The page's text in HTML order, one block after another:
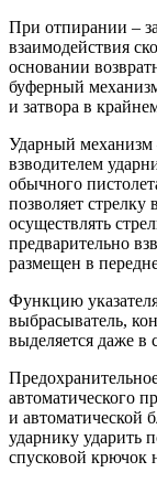
При отпирании –
взаимодействия
основании
буферный
и затвора в
Ударный механизм
взводителем
обычного
позволяет
осуществлять
предварительно
размещен в
Функцию
выбрасыватель,
выделяется даже в
автоматического
и автоматической
ударнику ударить
спусковой крючок